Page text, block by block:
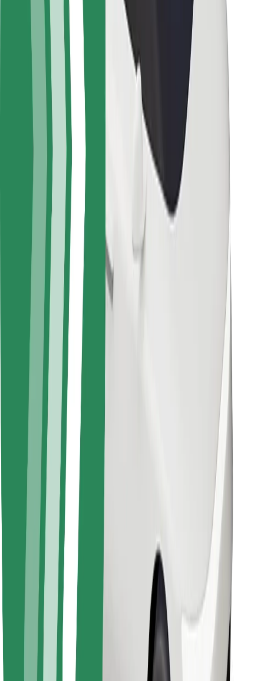
Sərnişin təhlükəsizliyi
Sürücü təhlükəsizliyi
Skuter təhlükəsizliyi
Təhlükəsizlik Laboratoriyası
Şəhərlər
Məkanlar
Şəhər mühiti üçün həllər
Hava limanları
Bolt enerji doldurma stansiyaları
Sərnişinlər üçün
Sürücülər üçün
Kuryerlər üçün
Bolt Food
Avtopark sahibləri üçün
Restoranlar üçün
Biznes üçün Bolt
Digər
Təchizatçılar
Qaydalar və Şərtlər
Kukilər
Təhlükəsizlik
Dəqiqələr ərzində gediş əldə et!
Bolt tətbiqini endir
Sevdiyiniz yeməyi tapın!
Bolt Food tətbiqini endir